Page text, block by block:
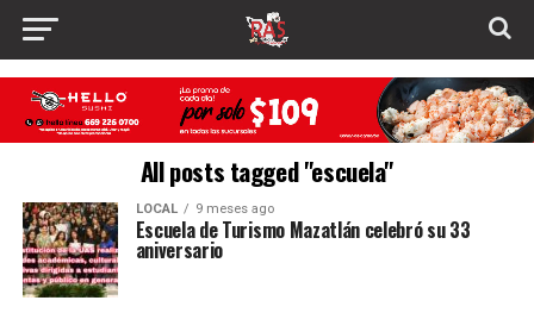
All posts tagged "escuela"
LOCAL 9 meses ago
Escuela de Turismo Mazatlán celebró su 33
aniversario